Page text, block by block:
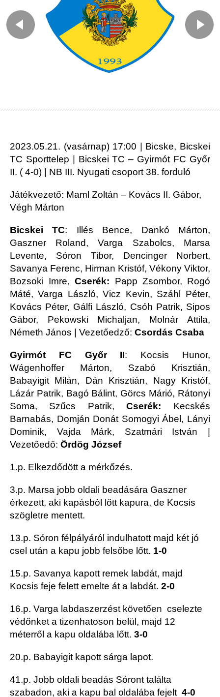
2023.05.21. (vasárnap) 17:00 | Bicske, Bicskei
TC Sporttelep | Bicskei TC – Gyirmót FC Győr
II. ( 4-0) | NB III. Nyugati csoport 38. forduló
Játékvezető: Maml Zoltán – Kovács II. Gábor,
Végh Márton
Bicskei TC: Illés Bence, Dankó Márton,
Gaszner Roland, Varga Szabolcs, Marsa
Levente, Sóron Tibor, Dencinger Norbert,
Savanya Ferenc, Hirman Kristóf, Vékony Viktor,
Bozsoki Imre,Cserék: Papp Zsombor, Rogó
Máté, Varga László, Vicz Kevin, Száhl Péter,
Kovács Péter, Gálfi László, Csóh Patrik, Sipos
Gábor, Pekowski Michaljan, Molnár Attila,
Németh János | Vezetőedző: Csordás Csaba
Gyirmót FC Győr II: Kocsis Hunor,
Wágenhoffer Márton, Szabó Krisztián,
Babayigit Milán, Dán Krisztián, Nagy Kristóf,
Lázár Patrik, Bagó Bálint, Görcs Márió, Rátonyi
Soma, Szűcs Patrik,Cserék: Kecskés
Barnabás, Domján Donát Somogyi Ábel, Lányi
Dominik, Vajda Márk, Szatmári István |
Vezetőedő: Ördög József
1.p. Elkezdődött a mérkőzés.
3.p. Marsa jobb oldali beadására Gaszner
érkezett, aki kapásból lőtt kapura, de Kocsis
szögletre mentett.
13.p. Sóron félpályáról indulhatott majd két jó
csel után a kapu jobb felsőbe lőtt. 1-0
15.p. Savanya kapott remek labdát, majd
Kocsis feje felett emelte át a labdát. 2-0
16.p. Varga labdaszerzést követően cselezte
védőnket a tizenhatoson belül, majd 12
méterről a kapu oldalába lőtt. 3-0
20.p. Babayigit kapott sárga lapot.
41.p. Jobb oldali beadás Sóront találta
szabadon, aki a kapu bal oldalába fejelt 4-0